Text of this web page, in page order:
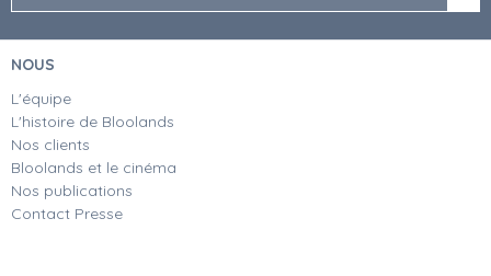
NOUS
L'équipe
L'histoire de Bloolands
Nos clients
Bloolands et le cinéma
Nos publications
Contact Presse